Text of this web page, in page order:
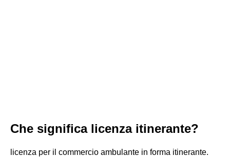
Che significa licenza itinerante?
licenza per il commercio ambulante in forma itinerante.